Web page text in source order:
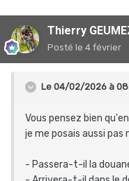
Thierry
Posté le 4 février
Le 04/02/2026 à
Vous pensez bien
je me posais aussi pas
- Passera-t-il la